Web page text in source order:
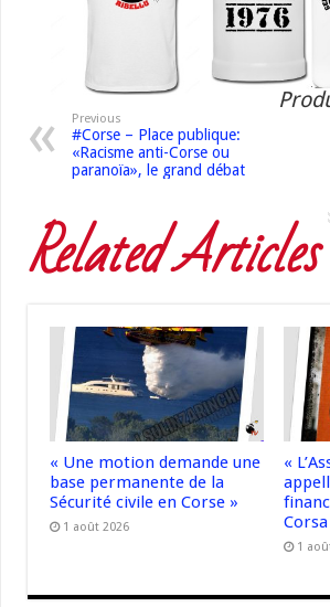
Previous
#Corse – Place publique:
«Racisme anti-Corse ou
paranoïa», le grand débat
Related Articles
« Une motion demande une
base permanente de la
Sécurité civile en Corse »
1 août 2026
«
1